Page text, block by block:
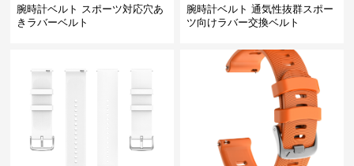
腕時計ベルト スポーツ対応穴あ
きラバーベルト
腕時計ベルト 通気性抜群スポー
ツ向けラバー交換ベルト